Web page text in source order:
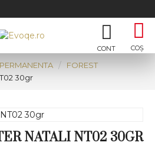
FOREST
30gr
NATALI NT02 30GR